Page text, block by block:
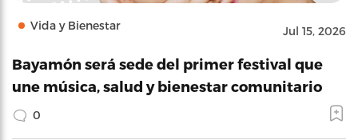
Vida y Bienestar Jul 15, 2026
Bayamón será sede del primer festival que
une música, salud y bienestar comunitario
0